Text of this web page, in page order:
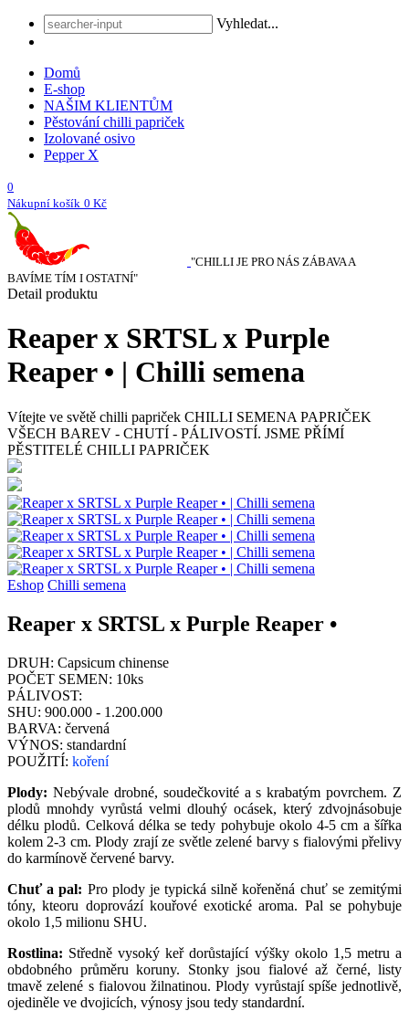
Vyhledat...
Domů
E-shop
NAŠIM KLIENTŮM
Pěstování chilli papriček
Izolované osivo
Pepper X
0
Nákupní košík 0 Kč
"CHILLI JE PRO NÁS ZÁBAVA A
BAVÍME TÍM I OSTATNÍ"
Detail produktu
Reaper x SRTSL x Purple
Reaper • | Chilli semena
Vítejte ve světě chilli papriček CHILLI SEMENA PAPRIČEK
VŠECH BAREV - CHUTÍ - PÁLIVOSTÍ. JSME PŘÍMÍ
PĚSTITELÉ CHILLI PAPRIČEK
Eshop Chilli semena
Reaper x SRTSL x Purple Reaper •
DRUH: Capsicum chinense
POČET SEMEN: 10ks
PÁLIVOST:
SHU: 900.000 - 1.200.000
BARVA: červená
VÝNOS: standardní
POUŽITÍ: koření
Plody: Nebývale drobné, soudečkovité a s krabatým povrchem. Z
plodů mnohdy vyrůstá velmi dlouhý ocásek, který zdvojnásobuje
délku plodů. Celková délka se tedy pohybuje okolo 4-5 cm a šířka
kolem 2-3 cm. Plody zrají ze světle zelené barvy s fialovými přelivy
do karmínově červené barvy.
Chuť a pal: Pro plody je typická silně kořeněná chuť se zemitými
tóny, kteoru doprovází kouřové exotické aroma. Pal se pohybuje
okolo 1,5 milionu SHU.
Rostlina: Středně vysoký keř dorůstající výšky okolo 1,5 metru a
obdobného průměru koruny. Stonky jsou fialové až černé, listy
tmavě zelené s fialovou žilnatinou. Plody vyrůstají spíše jednotlivě,
ojediněle ve dvojicích, výnosy jsou tedy standardní.